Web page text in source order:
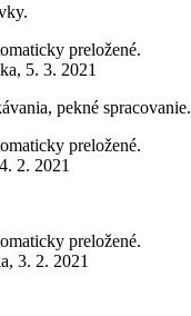
preložené.
, 5. 3. 2021
pekné spracovanie.
preložené.
2. 2021
preložené.
, 3. 2. 2021